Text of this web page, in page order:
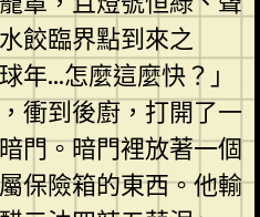
餃臨界點到來之
年…怎麼這麼快？」
衝到後廚，打開了一
門。暗門裡放著一個
保險箱的東西。他輸